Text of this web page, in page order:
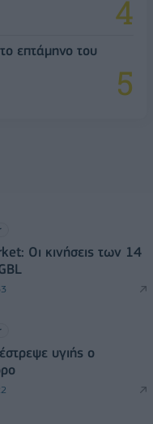
επτάμηνο του
Οι κινήσεις των 14
υγιής ο